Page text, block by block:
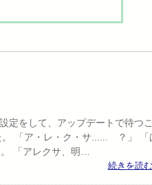
定をして、アップデートで待つこ
。 「ア・レ・ク・サ...... ？」 「
「アレクサ、明…
続きを読